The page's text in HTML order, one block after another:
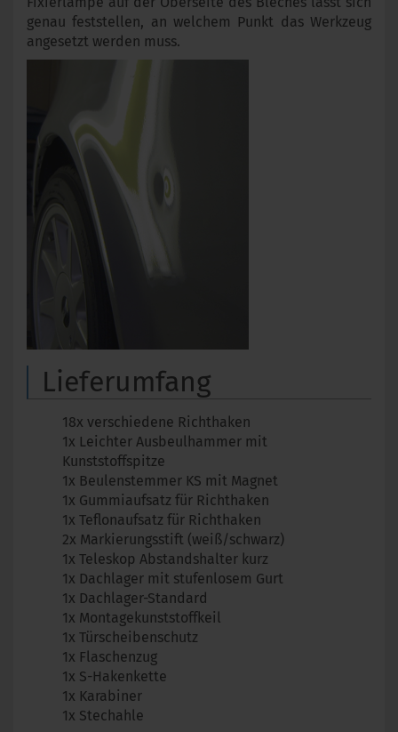
genau feststellen, an welchem Punkt das Werkzeug
angesetzt werden muss.
Lieferumfang
18x verschiedene Richthaken
1x Leichter Ausbeulhammer mit
Kunststoffspitze
1x Beulenstemmer KS mit Magnet
1x Gummiaufsatz für Richthaken
1x Teflonaufsatz für Richthaken
2x Markierungsstift (weiß/schwarz)
1x Teleskop Abstandshalter kurz
1x Dachlager mit stufenlosem Gurt
1x Dachlager-Standard
1x Montagekunststoffkeil
1x Türscheibenschutz
1x Flaschenzug
1x S-Hakenkette
1x Karabiner
1x Stechahle